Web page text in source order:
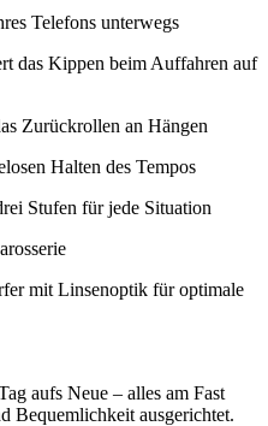
Telefons unterwegs
das Kippen beim Auffahren auf
Zurückrollen an Hängen
Halten des Tempos
Stufen für jede Situation
mit Linsenoptik für optimale
aufs Neue – alles am Fast
Bequemlichkeit ausgerichtet.